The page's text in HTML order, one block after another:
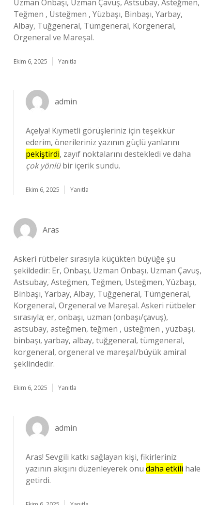
Uzman Onbaşı, Uzman Çavuş, Astsubay, Asteğmen,
Teğmen , Üsteğmen , Yüzbaşı, Binbaşı, Yarbay,
Albay, Tuğgeneral, Tümgeneral, Korgeneral,
Orgeneral ve Mareşal.
Ekim 6, 2025 Yanıtla
admin
Açelya! Kıymetli görüşleriniz için teşekkür
ederim, önerileriniz yazının güçlü yanlarını
pekiştirdi, zayıf noktalarını destekledi ve daha
çok yönlübir içerik sundu.
Ekim 6, 2025 Yanıtla
Aras
Askeri rütbeler sırasıyla küçükten büyüğe şu
şekildedir: Er, Onbaşı, Uzman Onbaşı, Uzman Çavuş,
Astsubay, Asteğmen, Teğmen, Üsteğmen, Yüzbaşı,
Binbaşı, Yarbay, Albay, Tuğgeneral, Tümgeneral,
Korgeneral, Orgeneral ve Mareşal. Askeri rütbeler
sırasıyla; er, onbaşı, uzman (onbaşı/çavuş),
astsubay, asteğmen, teğmen , üsteğmen , yüzbaşı,
binbaşı, yarbay, albay, tuğgeneral, tümgeneral,
korgeneral, orgeneral ve mareşal/büyük amiral
şeklindedir.
Ekim 6, 2025 Yanıtla
admin
Aras! Sevgili katkı sağlayan kişi, fikirleriniz
yazının akışını düzenleyerek onu daha etkili hale
getirdi.